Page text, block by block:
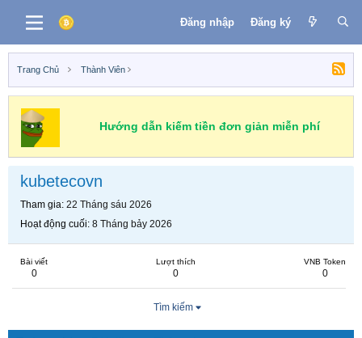
Đăng nhập Đăng ký
Trang Chủ Thành Viên
Hướng dẫn kiếm tiền đơn giản miễn phí
kubetecovn
Tham gia 22 Tháng sáu 2026
Hoạt động cuối 8 Tháng bảy 2026
Bài viết
0
Lượt thích
0
VNB Token
0
Tìm kiếm